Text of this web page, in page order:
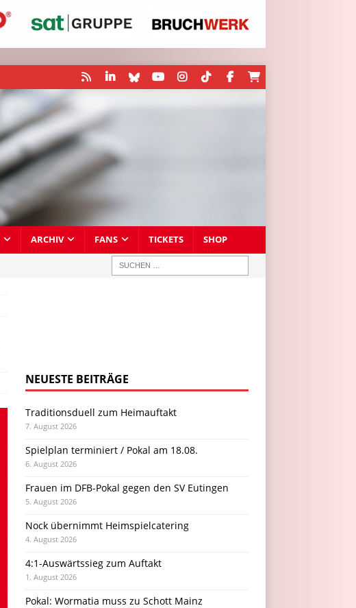
ARCHIV FANS TICKETS SHOP
NEUESTE BEITRÄGE
Traditionsduell zum Heimauftakt
7. August 2026
Spielplan terminiert / Pokal am 18.08.
6. August 2026
Frauen im DFB-Pokal gegen den SV Eutingen
5. August 2026
Nock übernimmt Heimspielcatering
4. August 2026
4:1-Auswärtssieg zum Auftakt
1. August 2026
Pokal: Wormatia muss zu Schott Mainz